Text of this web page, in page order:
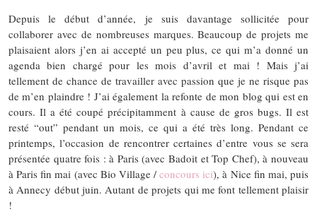
Depuis le début d’année, je suis davantage sollicitée pour
collaborer avec de nombreuses marques. Beaucoup de projets me
plaisaient alors j’en ai accepté un peu plus, ce qui m’a donné un
agenda bien chargé pour les mois d’avril et mai ! Mais j’ai
tellement de chance de travailler avec passion que je ne risque pas
de m’en plaindre ! J’ai également la refonte de mon blog qui est en
cours. Il a été coupé précipitamment à cause de gros bugs. Il est
resté “out” pendant un mois, ce qui a été très long. Pendant ce
printemps, l’occasion de rencontrer certaines d’entre vous se sera
présentée quatre fois : à Paris (avec Badoit et Top Chef), à nouveau
à Paris fin mai (avec Bio Village /concours ici), à Nice fin mai, puis
à Annecy début juin. Autant de projets qui me font tellement plaisir
!